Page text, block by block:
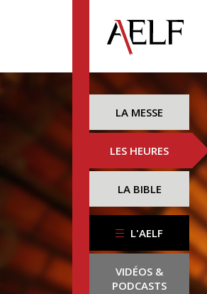
LA MESSE
LES HEURES
LA BIBLE
L'AELF
VIDÉOS &
PODCASTS